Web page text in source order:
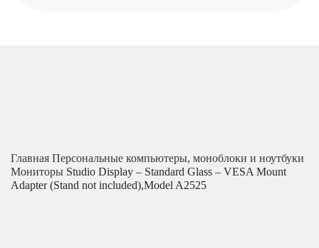
Главная Персональные компьютеры, моноблоки и ноутбуки
Мониторы Studio Display – Standard Glass – VESA Mount
Adapter (Stand not included),Model A2525